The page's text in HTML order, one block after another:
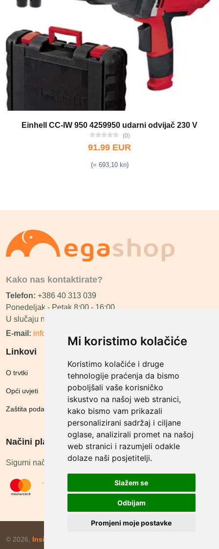
Mi koristimo kolačiće
Koristimo kolačiće i druge
tehnologije praćenja da bismo
poboljšali vaše korisničko
iskustvo na našoj web stranici,
kako bismo vam prikazali
personalizirani sadržaj i ciljane
oglase, analizirali promet na našoj
web stranici i razumjeli odakle
dolaze naši posjetitelji.
Slažem se
Odbijam
Promjeni moje postavke
Einhell CC-IW 950 4259950 udarni odvijač 230 V
(0)
91.99 EUR
(= 693,10 kn)
Kako nas kontaktirate?
Telefon: +386 40 313 039
Ponedeljak - Petak 8:00 - 16:00
U slučaju neraspoloživosti ćemo vas nazvati.
E-mail: info@megashop.hr
Linkovi
O trvtki
Opći uvjeti
Zaštita podataka
Načini plačanja
Sigurni načini plaćanja
© 2026, Insist d.o.o.